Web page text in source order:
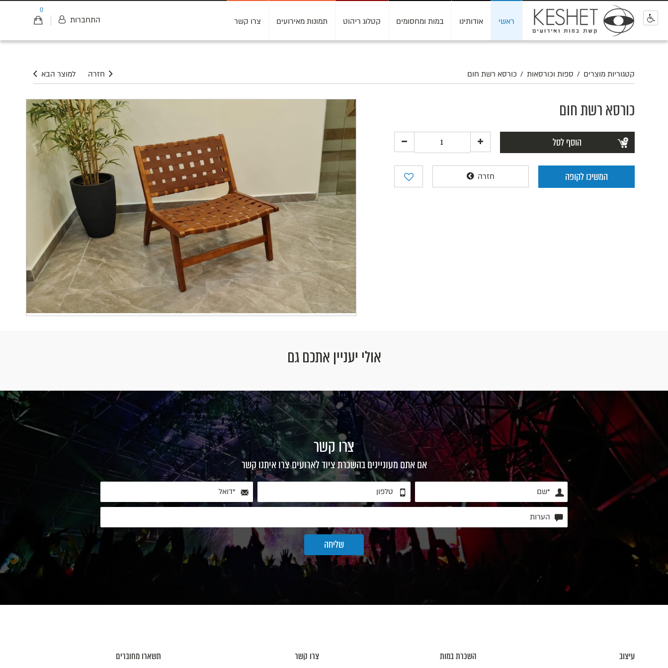
ראשי אודותינו במות ומחסומים קטלוג ריהוט תמונות מאירועים צרו קשר
0
התחברות
קטגוריות מוצרים / ספות וכורסאות / כורסא רשת חום למוצר הבא חזרה
כורסא רשת חום
הוסף לסל
המשיכו לקופה חזרה
אולי יעניין אתכם גם
צרו קשר
אם אתם מעוניינים בהשכרת ציוד לארועים צרו איתנו קשר
עיצוב השכרת במות צרו קשר תשארו מחוברים